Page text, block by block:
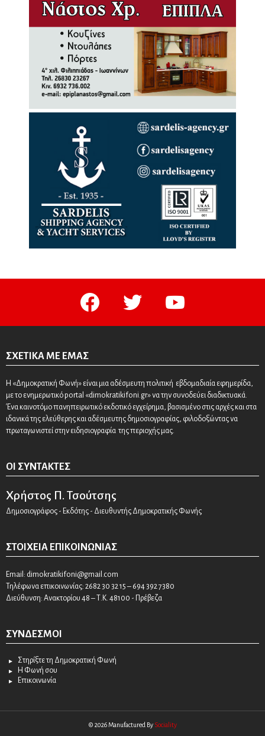
facebook twitter youtube
ΣΧΕΤΙΚΆ ΜΕ ΕΜΆΣ
Η «Δημοκρατική Φωνή» είναι μια αδέσμευτη πολιτική εβδομαδιαία εφημερίδα,
με το ενημερωτικό portal «dimokratikifoni.gr» να την συνοδεύει διαδικτυακά.
Ένα καινοτόμο πανηπειρωτικό εκδοτικό εγχείρημα, βασισμένο στις αρχές και στα
ιδανικά της ελεύθερης και αδέσμευτης δημοσιογραφίας, φιλοδοξώντας να
πρωταγωνιστεί στην ειδησιογραφία της περιοχής μας.
ΟΙ ΣΥΝΤΆΚΤΕΣ
Χρήστος Π. Τσούτσης
Δημοσιογράφος - Εκδότης - Διευθυντής Δημοκρατικής Φωνής
ΣΤΟΙΧΕΊΑ ΕΠΙΚΟΙΝΩΝΊΑΣ
Email: dimokratikifoni@gmail.com
Τηλέφωνα επικοινωνίας: 2682 30 32 15 – 694 392 7380
Διεύθυνση: Ανακτορίου 48 – Τ.Κ. 48100 - Πρέβεζα
ΣΎΝΔΕΣΜΟΙ
Στηρίξτε τη Δημοκρατική Φωνή
Η Φωνή σου
Επικοινωνία
© 2026 Manufactured By Sociality